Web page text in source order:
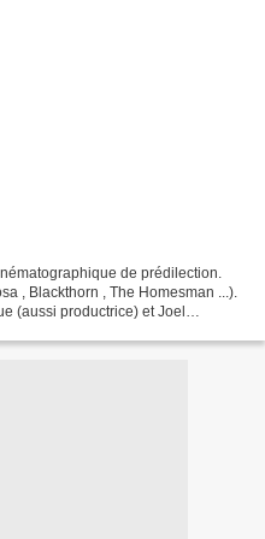
de prédilection.
, Blackthorn , The Homesman ...).
(aussi productrice) et Joel